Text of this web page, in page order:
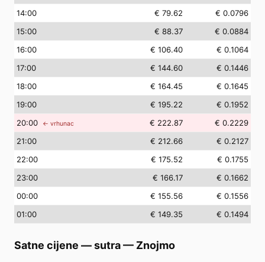
14:00 € 79.62
€ 0.0796
15:00 € 88.37
€ 0.0884
16:00 € 106.40
€ 0.1064
17:00 € 144.60
€ 0.1446
18:00 € 164.45
€ 0.1645
19:00 € 195.22
€ 0.1952
20:00 ← vrhunac € 222.87
€ 0.2229
21:00 € 212.66
€ 0.2127
22:00 € 175.52
€ 0.1755
23:00 € 166.17
€ 0.1662
00:00 € 155.56
€ 0.1556
01:00 € 149.35 € 0.1494
Satne cijene — sutra— Znojmo